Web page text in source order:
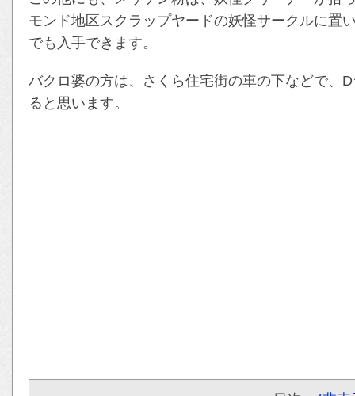
モンド地区スクラップヤードの妖怪サークルに置
でも入手できます。
バクロ婆の方は、さくら住宅街の車の下などで、
ると思います。